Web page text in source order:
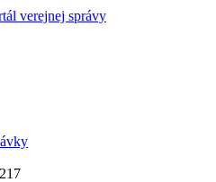
verejnej správy